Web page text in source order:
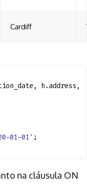
Cardiff
h.address,
01-01' ;
na cláusula ON